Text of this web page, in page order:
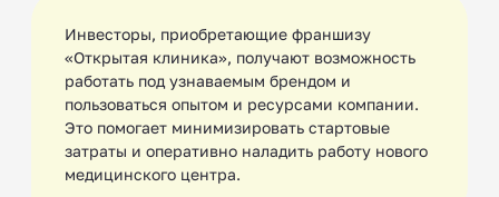
Инвесторы, приобретающие франшизу
«Открытая клиника», получают возможность
работать под узнаваемым брендом и
пользоваться опытом и ресурсами компании.
Это помогает минимизировать стартовые
затраты и оперативно наладить работу нового
медицинского центра.